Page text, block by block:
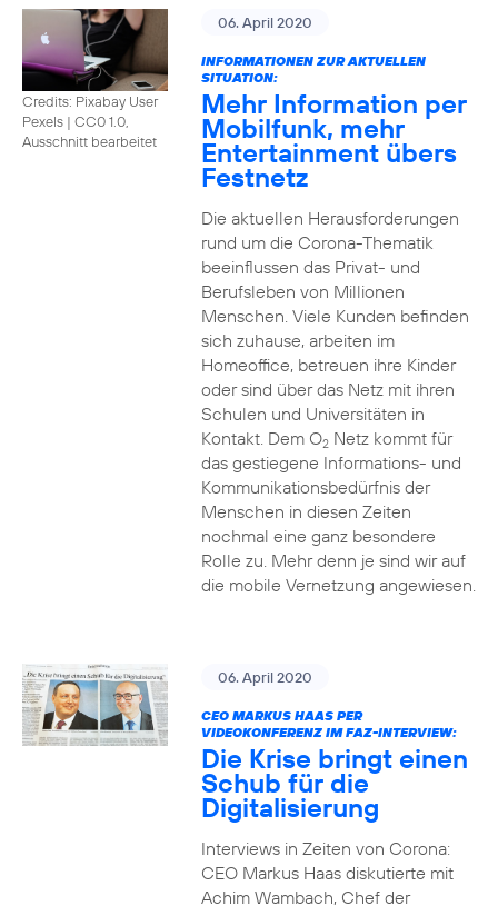
Credits: Pixabay User
Pexels | CC0 1.0,
Ausschnitt bearbeitet
06. April 2020
INFORMATIONEN ZUR AKTUELLEN
SITUATION:
Mehr Information per
Mobilfunk, mehr
Entertainment übers
Festnetz
Die aktuellen Herausforderungen
rund um die Corona-Thematik
beeinflussen das Privat- und
Berufsleben von Millionen
Menschen. Viele Kunden befinden
sich zuhause, arbeiten im
Homeoffice, betreuen ihre Kinder
oder sind über das Netz mit ihren
Schulen und Universitäten in
Kontakt. Dem O2Netz kommt für
das gestiegene Informations- und
Kommuni­ka­tions­bedürfnis­ der
Menschen in diesen Zeiten
nochmal eine ganz besondere
Rolle zu. Mehr denn je sind wir auf
die mobile Vernetzung angewiesen.
06. April 2020
CEO MARKUS HAAS PER
VIDEOKONFERENZ IM FAZ-INTERVIEW:
Die Krise bringt einen
Schub für die
Digitalisierung
Interviews in Zeiten von Corona:
CEO Markus Haas diskutierte mit
Achim Wambach, Chef der